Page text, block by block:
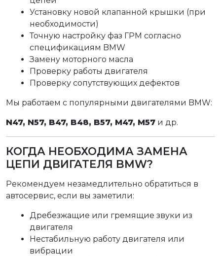
Установку новой клапанной крышки (при
необходимости)
Точную настройку фаз ГРМ согласно
спецификациям BMW
Замену моторного масла
Проверку работы двигателя
Проверку сопутствующих дефектов
Мы работаем с популярными двигателями BMW:
N47, N57, B47, B48, B57, M47, M57 и др.
КОГДА НЕОБХОДИМА ЗАМЕНА
ЦЕПИ ДВИГАТЕЛЯ BMW?
Рекомендуем незамедлительно обратиться в
автосервис, если вы заметили:
Дребезжащие или гремящие звуки из
двигателя
Нестабильную работу двигателя или
вибрации